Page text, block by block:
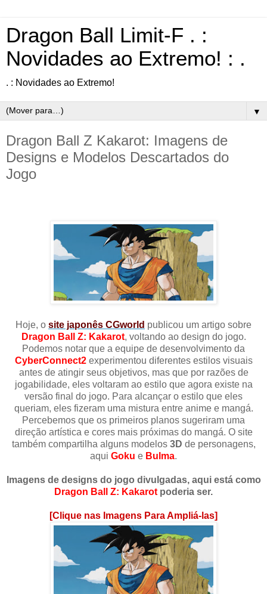
Dragon Ball Limit-F . :
Novidades ao Extremo! : .
. : Novidades ao Extremo!
▼
Dragon Ball Z Kakarot: Imagens de
Designs e Modelos Descartados do
Jogo
Hoje, o site japonês CGworld publicou um artigo sobre
Dragon Ball Z: Kakarot, voltando ao design do jogo.
Podemos notar que a equipe de desenvolvimento da
CyberConnect2experimentou diferentes estilos visuais
antes de atingir seus objetivos, mas que por razões de
jogabilidade, eles voltaram ao estilo que agora existe na
versão final do jogo. Para alcançar o estilo que eles
queriam, eles fizeram uma mistura entre anime e mangá.
Percebemos que os primeiros planos sugeriram uma
direção artística e cores mais próximas do mangá. O site
também compartilha alguns modelos 3D de personagens,
aqui Goku e Bulma.
Imagens de designs do jogo divulgadas, aqui está como
Dragon Ball Z: Kakarot poderia ser.
[Clique nas Imagens Para Ampliá-las]